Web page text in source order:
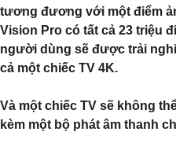
tương đương với một điểm
Vision Pro có tất cả 23 triệu
người dùng sẽ được trải
cả một chiếc TV 4K.
Và một chiếc TV sẽ không
kèm một bộ phát âm thanh